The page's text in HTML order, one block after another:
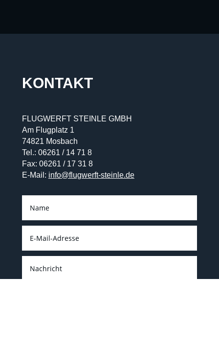
KONTAKT
FLUGWERFT STEINLE GMBH
Am Flugplatz 1
74821 Mosbach
Tel.: 06261 / 14 71 8
Fax: 06261 / 17 31 8
E-Mail: info@flugwerft-steinle.de